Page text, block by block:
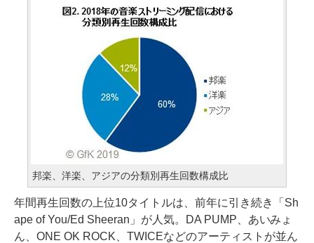
邦楽、洋楽、アジアの分類別再生回数構成比
年間再生回数の上位10タイトルは、前年に引き続き「Sh
ape of You/Ed Sheeran」が人気。DA PUMP、あいみょ
ん、ONE OK ROCK、TWICEなどのアーティストが並ん